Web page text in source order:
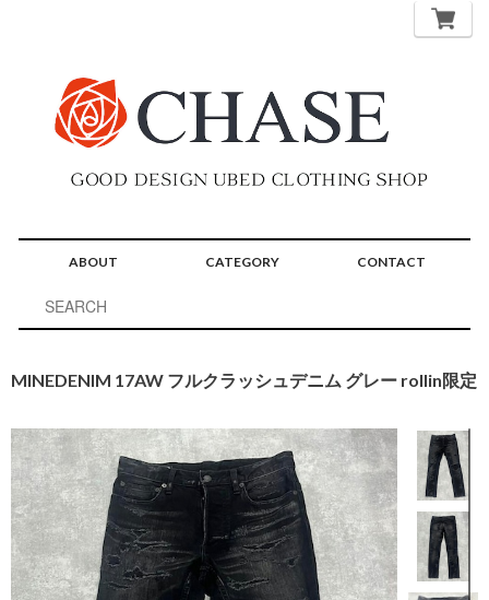
ABOUT CATEGORY CONTACT
MINEDENIM 17AW フルクラッシュデニム グレー rollin限定